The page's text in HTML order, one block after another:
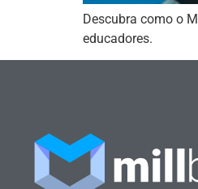
Descubra como o
educadores.